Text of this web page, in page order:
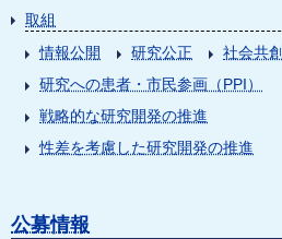
取組
情報公開
研究公正
社会共創
研究への患者・市民参画（PPI）
戦略的な研究開発の推進
性差を考慮した研究開発の推進
公募情報